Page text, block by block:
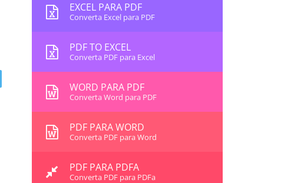
EXCEL PARA PDF
Converta Excel para PDF
PDF TO EXCEL
Converta PDF para Excel
WORD PARA PDF
Converta Word para PDF
PDF PARA WORD
Converta PDF para Word
PDF PARA PDFA
Converta PDF para PDFa